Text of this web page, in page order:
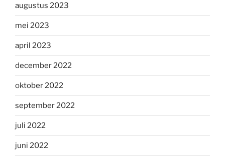
augustus 2023
mei 2023
april 2023
december 2022
oktober 2022
september 2022
juli 2022
juni 2022